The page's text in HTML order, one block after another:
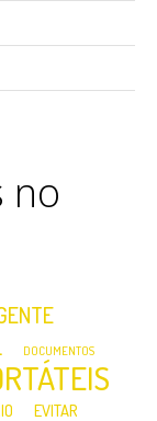
no
DOCUMENTOS
EVITAR